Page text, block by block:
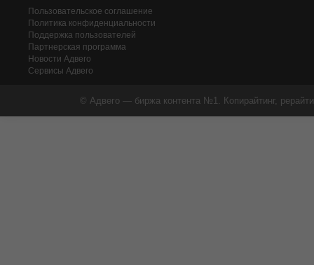
Пользовательское соглашение
Политика конфиденциальности
Поддержка пользователей
Партнерская программа
Новости Адвего
Сервисы Адвего
© Адвего — биржа контента №1. Копирайтинг,